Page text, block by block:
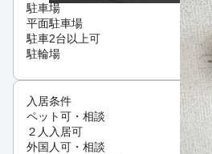
駐車場
平面駐車場
駐車2台以上可
駐輪場
入居条件
ペット可・相談
２人入居可
外国人可・相談